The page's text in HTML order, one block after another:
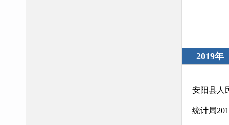
2019年
安阳县人
统计局